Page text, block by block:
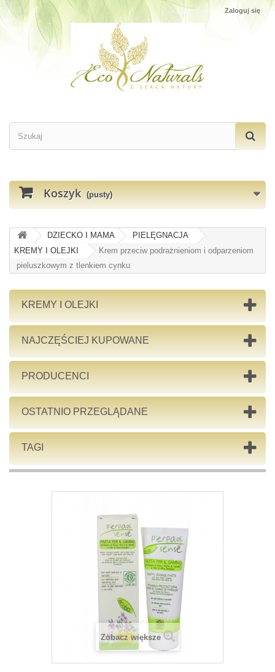
Zaloguj się
Koszyk (pusty)
DZIECKO I MAMA
PIELĘGNACJA
KREMY I OLEJKI
Krem przeciw podrażnieniom i odparzeniom
pieluszkowym z tlenkiem cynku
KREMY I OLEJKI
NAJCZĘŚCIEJ KUPOWANE
PRODUCENCI
OSTATNIO PRZEGLĄDANE
TAGI
Zobacz większe